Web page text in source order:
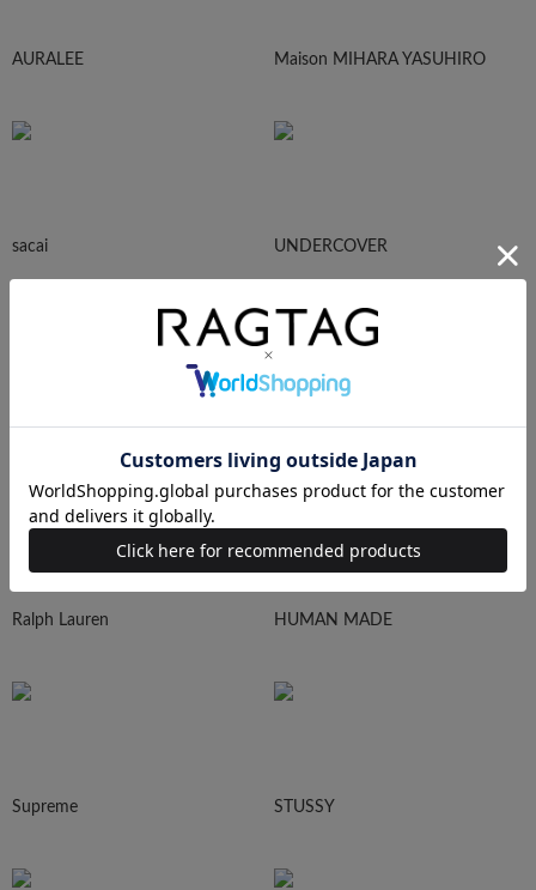
AURALEE Maison MIHARA YASUHIRO
sacai UNDERCOVER
Ralph Lauren HUMAN MADE
Supreme STUSSY